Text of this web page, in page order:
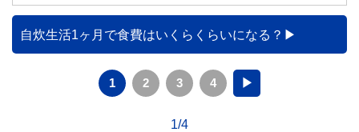
データをもとに、節約効果の目安と快適に過ごすためのポイ
ントを分かりやすく解説します。
自炊生活1ヶ月で食費はいくらくらいになる？
1 2 3 4 ▶
1/4